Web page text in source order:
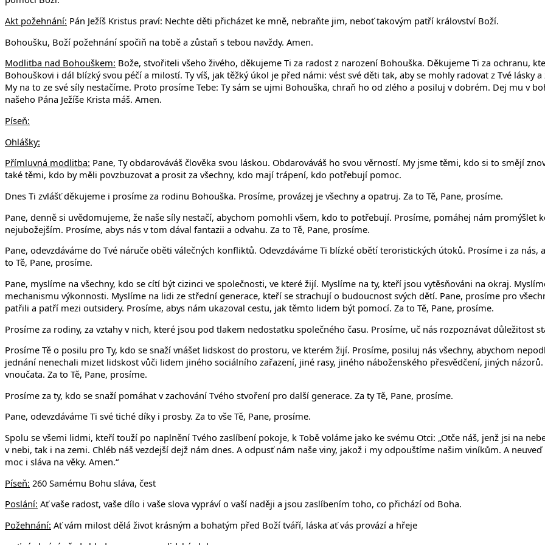
Akt požehnání: Pán Ježíš Kristus praví: Nechte děti přicházet ke mně, nebraňte jim, neboť takovým patří království Boží.
Bohoušku, Boží požehnání spočiň na tobě a zůstaň s tebou navždy. Amen.
Modlitba nad Bohouškem: Bože, stvořiteli všeho živého, děkujeme Ti za radost z narození Bohouška. Děkujeme Ti za ochranu,
Bohouškovi i dál blízký svou péčí a milostí. Ty víš, jak těžký úkol je před námi: vést své děti tak, aby se mohly radovat z Tvé lásky
My na to ze své síly nestačíme. Proto prosíme Tebe: Ty sám se ujmi Bohouška, chraň ho od zlého a posiluj v dobrém. Dej mu v
našeho Pána Ježíše Krista máš. Amen.
Píseň:
Ohlášky:
Přímluvná modlitba: Pane, Ty obdarováváš člověka svou láskou. Obdarováváš ho svou věrností. My jsme těmi, kdo si to smějí
také těmi, kdo by měli povzbuzovat a prosit za všechny, kdo mají trápení, kdo potřebují pomoc.
Dnes Ti zvlášť děkujeme i prosíme za rodinu Bohouška. Prosíme, provázej je všechny a opatruj. Za to Tě, Pane, prosíme.
Pane, denně si uvědomujeme, že naše síly nestačí, abychom pomohli všem, kdo to potřebují. Prosíme, pomáhej nám
nejubožejším. Prosíme, abys nás v tom dával fantazii a odvahu. Za to Tě, Pane, prosíme.
Pane, odevzdáváme do Tvé náruče oběti válečných konfliktů. Odevzdáváme Ti blízké obětí teroristických útoků. Prosíme i za
to Tě, Pane, prosíme.
Pane, myslíme na všechny, kdo se cítí být cizinci ve společnosti, ve které žijí. Myslíme na ty, kteří jsou vytěsňováni na okraj.
mechanismu výkonnosti. Myslíme na lidi ze střední generace, kteří se strachují o budoucnost svých dětí. Pane, prosíme pro
patřili a patří mezi outsidery. Prosíme, abys nám ukazoval cestu, jak těmto lidem být pomocí. Za to Tě, Pane, prosíme.
Prosíme za rodiny, za vztahy v nich, které jsou pod tlakem nedostatku společného času. Prosíme, uč nás rozpoznávat důležitost
Prosíme Tě o posilu pro Ty, kdo se snaží vnášet lidskost do prostoru, ve kterém žijí. Prosíme, posiluj nás všechny, abychom
jednání nenechali mizet lidskost vůči lidem jiného sociálního zařazení, jiné rasy, jiného náboženského přesvědčení, jiných
vnoučata. Za to Tě, Pane, prosíme.
Prosíme za ty, kdo se snaží pomáhat v zachování Tvého stvoření pro další generace. Za ty Tě, Pane, prosíme.
Pane, odevzdáváme Ti své tiché díky i prosby. Za to vše Tě, Pane, prosíme.
Spolu se všemi lidmi, kteří touží po naplnění Tvého zaslíbení pokoje, k Tobě voláme jako ke svému Otci: „Otče náš, jenž jsi na
v nebi, tak i na zemi. Chléb náš vezdejší dejž nám dnes. A odpusť nám naše viny, jakož i my odpouštíme našim viníkům. A
moc i sláva na věky. Amen.“
Píseň: 260 Samému Bohu sláva, čest
Poslání: Ať vaše radost, vaše dílo i vaše slova vypráví o vaší naději a jsou zaslíbením toho, co přichází od Boha.
Požehnání: Ať vám milost dělá život krásným a bohatým před Boží tváří, láska ať vás provází a hřeje